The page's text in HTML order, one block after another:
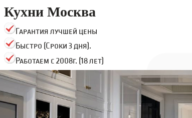
Кухни Москва
Гарантия лучшей цены
Быстро (Сроки 3 дня).
Работаем с 2008г. (18 лет)